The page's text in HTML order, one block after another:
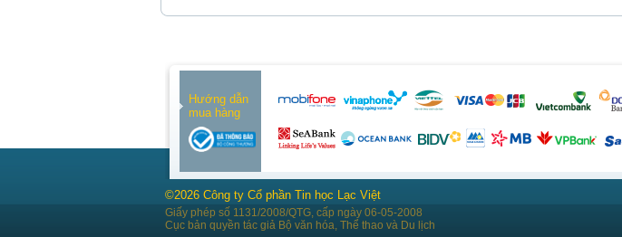
Hướng dẫn
mua hàng
©2026 Công ty Cổ phần Tin học Lạc Việt
Giấy phép số 1131/2008/QTG, cấp ngày 06-05-2008
Cục bản quyền tác giả Bộ văn hóa, Thể thao và Du lịch